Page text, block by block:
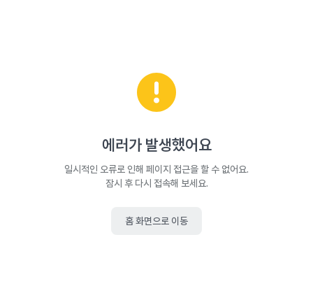
에러가 발생했어요
일시적인 오류로 인해 페이지 접근을 할 수 없어요.
잠시 후 다시 접속해 보세요.
홈 화면으로 이동